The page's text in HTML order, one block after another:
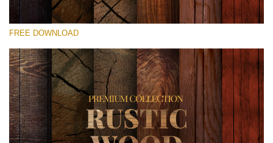
Please select
Small 800*533px
Rustic Wood
(30 Textures)
Large 6000*4000px
FREE DOWNLOAD